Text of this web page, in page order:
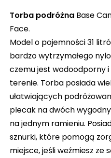
Torba podróżna Base
Face.
Model o pojemności 31
bardzo wytrzymałego
czemu jest wodoodporny
terenie. Torba posiada
ułatwiających
plecak na dwóch
na jednym ramieniu.
sznurki, które pomogą
miejsce, jeśli weźmiesz ze